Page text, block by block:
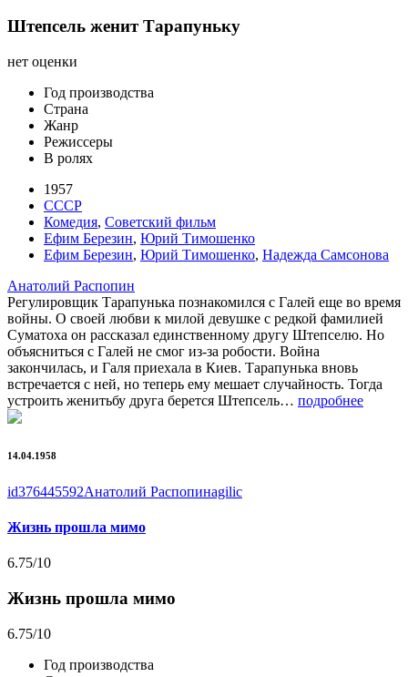
Штепсель женит Тарапуньку
нет оценки
Год производства
Страна
Жанр
Режиссеры
В ролях
1957
СССР
Комедия, Советский фильм
Ефим Березин, Юрий Тимошенко
Ефим Березин, Юрий Тимошенко, Надежда Самсонова
Анатолий Распопин
Регулировщик Тарапунька познакомился с Галей еще во время
войны. О своей любви к милой девушке с редкой фамилией
Суматоха он рассказал единственному другу Штепселю. Но
объясниться с Галей не смог из-за робости. Война
закончилась, и Галя приехала в Киев. Тарапунька вновь
встречается с ней, но теперь ему мешает случайность. Тогда
устроить женитьбу друга берется Штепсель… подробнее
14.04.1958
id376445592Анатолий Распопинagilic
Жизнь прошла мимо
6.75/10
Жизнь прошла мимо
6.75/10
Год производства